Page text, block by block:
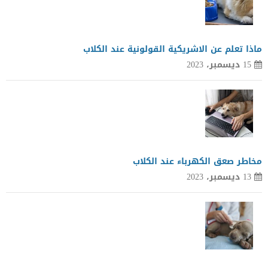
ماذا تعلم عن الاشريكية القولونية عند الكلاب
15 ديسمبر، 2023
مخاطر صعق الكهرباء عند الكلاب
13 ديسمبر، 2023